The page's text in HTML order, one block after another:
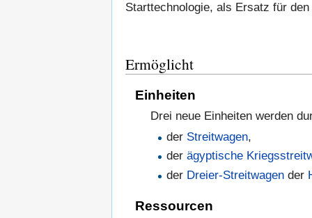
Starttechnologie, als Ersatz für den
Ermöglicht
Einheiten
Drei neue Einheiten werden
der Streitwagen,
der ägyptische
der Dreier-Streitwagender
Ressourcen